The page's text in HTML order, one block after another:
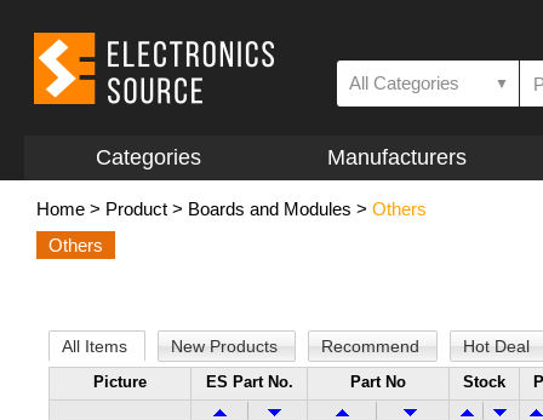
All Categories ▼
Categories Manufacturers
Home > Product > Boards and Modules > Others
Others
All Items New Products Recommend Hot Deal
Picture ES Part No. Part No Stock